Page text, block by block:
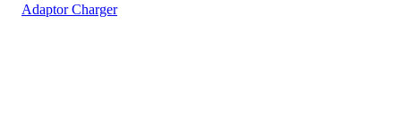
Adaptor Charger